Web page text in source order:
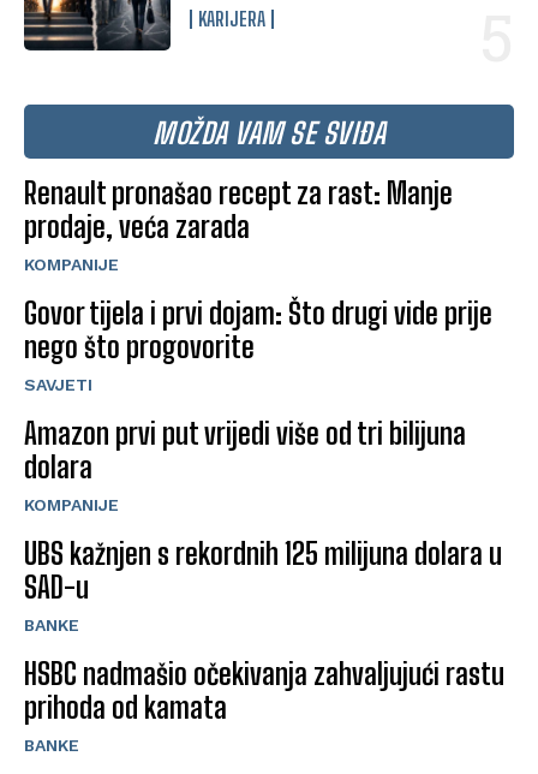
KARIJERA
MOŽDA VAM SE SVIĐA
Renault pronašao recept za rast: Manje
prodaje, veća zarada
KOMPANIJE
Govor tijela i prvi dojam: Što drugi vide prije
nego što progovorite
SAVJETI
Amazon prvi put vrijedi više od tri bilijuna
dolara
KOMPANIJE
UBS kažnjen s rekordnih 125 milijuna dolara u
SAD-u
BANKE
HSBC nadmašio očekivanja zahvaljujući rastu
prihoda od kamata
BANKE